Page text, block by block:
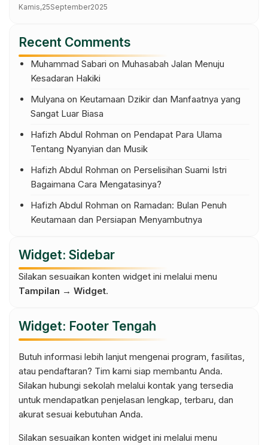
Kamis,25September2025
Recent Comments
Muhammad Sabari on Muhasabah Jalan Menuju
Kesadaran Hakiki
Mulyana on Keutamaan Dzikir dan Manfaatnya yang
Sangat Luar Biasa
Hafizh Abdul Rohman on Pendapat Para Ulama
Tentang Nyanyian dan Musik
Hafizh Abdul Rohman on Perselisihan Suami Istri
Bagaimana Cara Mengatasinya?
Hafizh Abdul Rohman on Ramadan: Bulan Penuh
Keutamaan dan Persiapan Menyambutnya
Widget: Sidebar
Silakan sesuaikan konten widget ini melalui menu
Tampilan → Widget.
Widget: Footer Tengah
Butuh informasi lebih lanjut mengenai program, fasilitas,
atau pendaftaran? Tim kami siap membantu Anda.
Silakan hubungi sekolah melalui kontak yang tersedia
untuk mendapatkan penjelasan lengkap, terbaru, dan
akurat sesuai kebutuhan Anda.
Silakan sesuaikan konten widget ini melalui menu